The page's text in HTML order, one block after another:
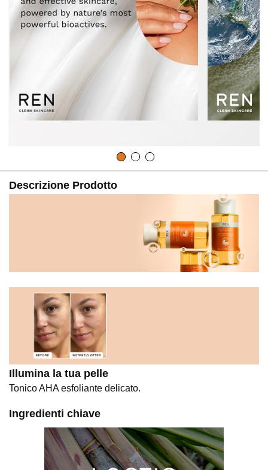
Descrizione Prodotto
Illumina la tua pelle
Tonico AHA esfoliante delicato.
Ingredienti chiave